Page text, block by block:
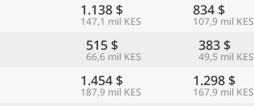
1.138 $
147,1 mil KES
834 $
107,9 mil KES
515 $
66,6 mil KES
383 $
49,5 mil KES
1.454 $
187,9 mil KES
1.298 $
167,9 mil KES